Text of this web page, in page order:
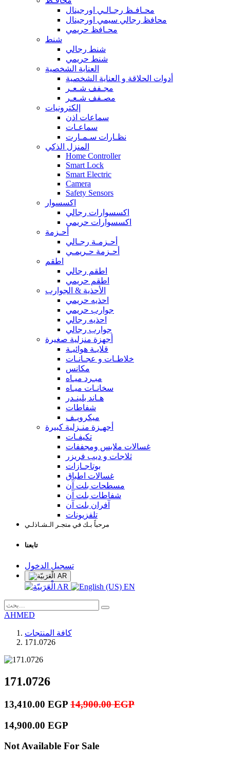
محـافـظ رجـالـي اورجينال
محافظ رجالي سيمي اورجينال
محـافظ حريمي
شنط
شنط رجالي
شنط حريمي
العناية الشخصية
أدوات الحلاقة و العناية الشخصية
مجـفف شـعـر
مصـفف شـعـر
إلكترونيات
سماعات اذن
سماعـات
نظـارات سـمـارت
المنزل الذكي
Home Controller
Smart Lock
Smart Electric
Camera
Safety Sensors
اكسسوار
اكسسوارات رجالي
اكسسوارات حريمي
أحـزمة
أحـزمـة رجـالي
أحـزمة حـريمـي
اطقم
اطقم رجالي
اطقم حريمي
الأحذية & الجوارب
احذيه حريمي
جوارب حريمي
احذيه رجالي
جوارب رجالي
أجهزة منزلية صغيرة
قلايـة هوائيـة
خلاطـات و عجـانـات
مكانس
مبـرد ميـاه
سخانـات ميـاه
هـاند بلينـدر
شفاطات
ميكرويـف
أجهـزة منـزلية كبيرة
تكيفـات
غسالات ملابس ومجففات
ثلاجات و ديب فريزر
بوتاجـازات
غسالات اطباق
مسطحات بلت آن
شفاطات بلت آن
آفران بلت آن
تلفزيونات
مرحباً بـك في متجـر الـشـاذلـي
تابعنا
تسجيل الدخول
AR
AR EN
AHMED
كافة المنتجات
171.0726
171.0726
13,410.00 EGP 14,900.00EGP
14,900.00 EGP
Not Available For Sale